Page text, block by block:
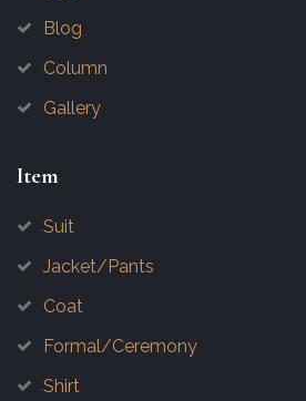
Blog
Column
Gallery
Item
Suit
Jacket/Pants
Coat
Formal/Ceremony
Shirt